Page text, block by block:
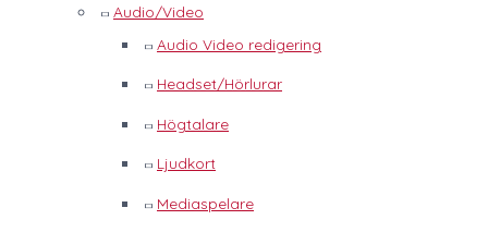
Audio/Video
Audio Video redigering
Headset/Hörlurar
Högtalare
Ljudkort
Mediaspelare